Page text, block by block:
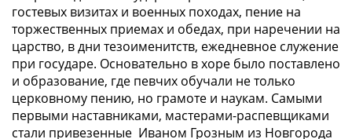
гостевых визитах и военных походах, пение на
торжественных приемах и обедах, при наречении на
царство, в дни тезоименитств, ежедневное служение
при государе. Основательно в хоре было поставлено
и образование, где певчих обучали не только
церковному пению, но грамоте и наукам. Самыми
первыми наставниками, мастерами-распевщиками
стали привезенные Иваном Грозным из Новгорода